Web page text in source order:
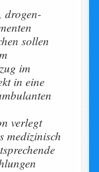
drogen-
sollen
im
in eine
verlegt
medizinisch